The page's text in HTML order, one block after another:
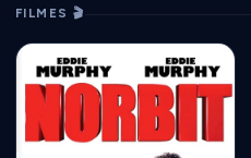
FILMES 🎬